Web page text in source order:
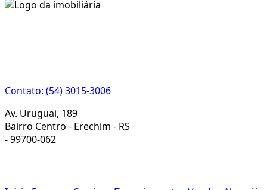
Contato: (54) 3015-3006
Av. Uruguai, 189
Bairro Centro - Erechim - RS
-99700-062